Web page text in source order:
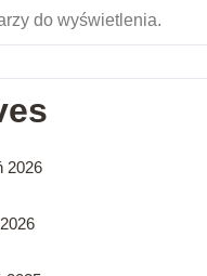
do wyświetlenia.
2026